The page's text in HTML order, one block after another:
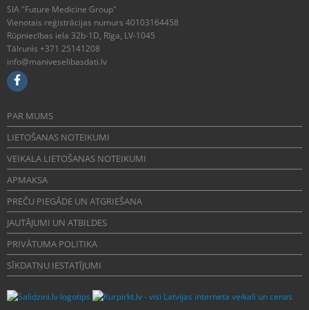
SIA "Future Medicine Group"
Vienotais reģistrācijas numurs 40103164458
Rūpniecības iela 32b-1D, Rīga, LV-1045
Tālrunis +371 25141208
info@maniveselibasdati.lv
PAR MUMS
LIETOŠANAS NOTEIKUMI
VEIKALA LIETOŠANAS NOTEIKUMI
APMAKSA
PREČU PIEGĀDE UN ATGRIEŠANA
JAUTĀJUMI UN ATBILDES
PRIVĀTUMA POLITIKA
SĪKDATŅU IESTATĪJUMI